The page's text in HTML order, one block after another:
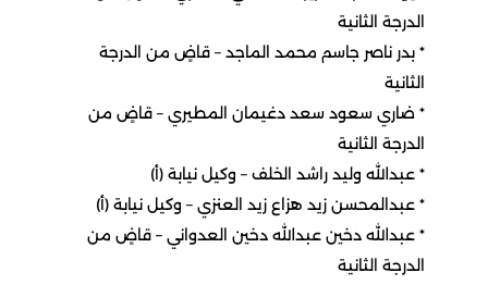
الدرجة الثانية
٭ بدر ناصر جاسم محمد الماجد – قاضٍ من الدرجة
الثانية
٭ ضاري سعود سعد دغيمان المطيري – قاضٍ من
الدرجة الثانية
٭ عبدالله وليد راشد الخلف – وكيل نيابة (أ)
٭ عبدالمحسن زيد هزاع زيد العنزي – وكيل نيابة (أ)
٭ عبدالله دخين عبدالله دخين العدواني – قاضٍ من
الدرجة الثانية